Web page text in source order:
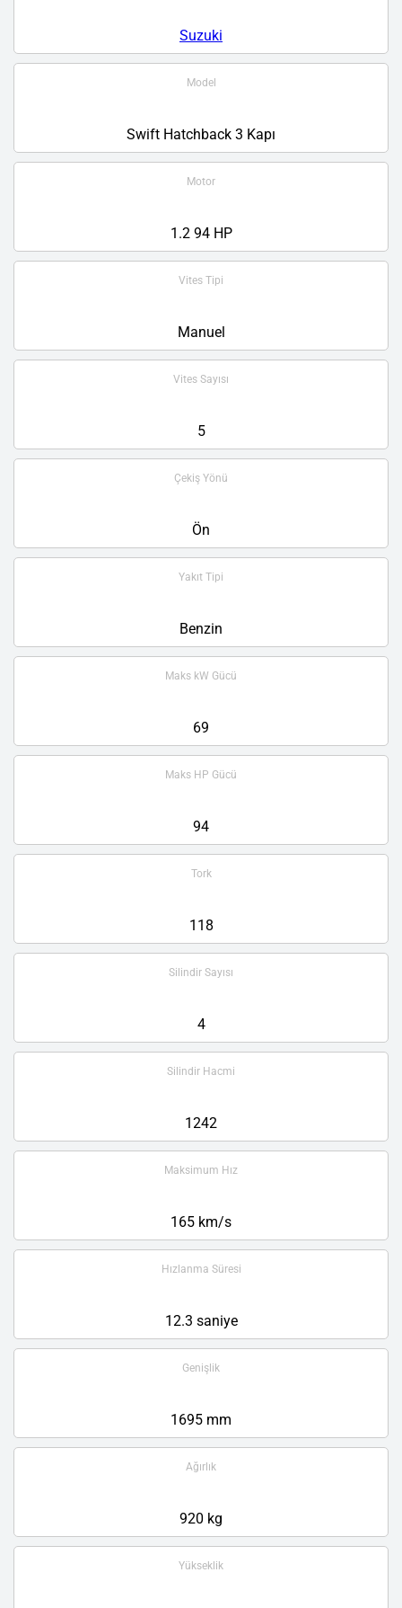
Suzuki
Model
Swift Hatchback 3 Kapı
Motor
1.2 94 HP
Vites Tipi
Manuel
Vites Sayısı
5
Çekiş Yönü
Ön
Yakıt Tipi
Benzin
Maks kW Gücü
69
Maks HP Gücü
94
Tork
118
Silindir Sayısı
4
Silindir Hacmi
1242
Maksimum Hız
165 km/s
Hızlanma Süresi
12.3 saniye
Genişlik
1695 mm
Ağırlık
920 kg
Yükseklik